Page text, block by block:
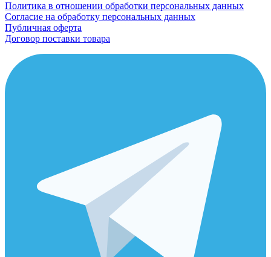
Политика в отношении обработки персональных данных
Согласие на обработку персональных данных
Публичная оферта
Договор поставки товара